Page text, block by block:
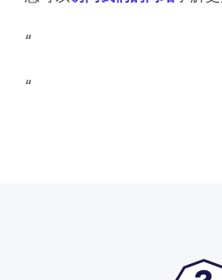
‍“
‍“